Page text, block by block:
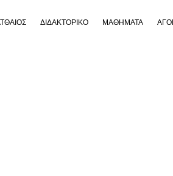
ΔΙΔΑΚΤΟΡΙΚΟ ΜΑΘΗΜΑΤΑ